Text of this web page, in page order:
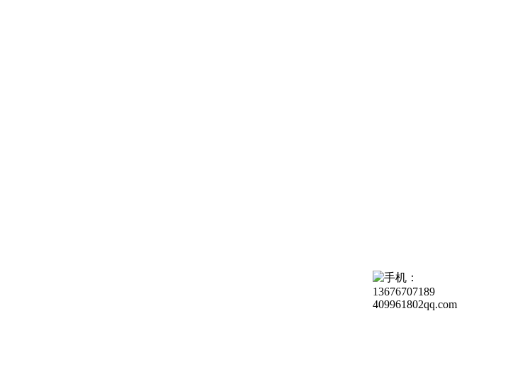
409961802qq.com